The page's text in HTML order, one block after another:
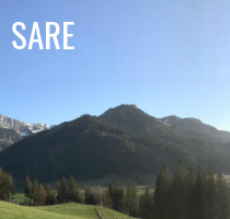
SARE